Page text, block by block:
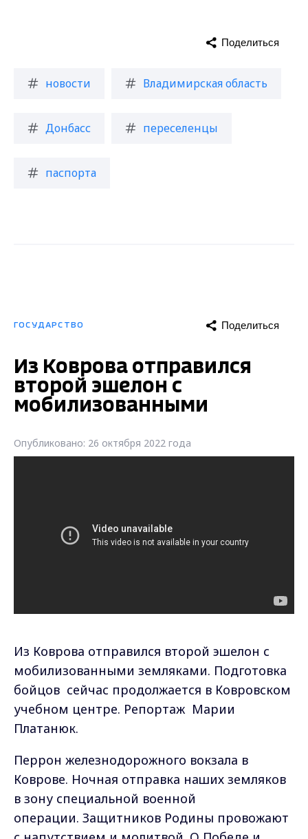
новости Владимирская область
Донбасс переселенцы
паспорта
Поделиться
ГОСУДАРСТВО Поделиться
Из Коврова отправился
второй эшелон с
мобилизованными
Опубликовано: 26 октября 2022 года
Из Коврова отправился второй эшелон с
мобилизованными земляками. Подготовка
бойцов сейчас продолжается в Ковровском
учебном центре. Репортаж Марии
Платанюк.
Перрон железнодорожного вокзала в
Коврове. Ночная отправка наших земляков
в зону специальной военной
операции. Защитников Родины провожают